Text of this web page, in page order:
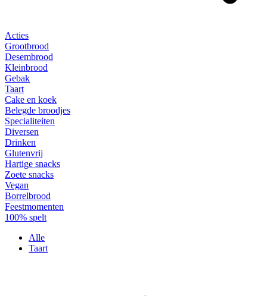
Acties
Grootbrood
Desembrood
Kleinbrood
Gebak
Taart
Cake en koek
Belegde broodjes
Specialiteiten
Diversen
Drinken
Glutenvrij
Hartige snacks
Zoete snacks
Vegan
Borrelbrood
Feestmomenten
100% spelt
Alle
Taart